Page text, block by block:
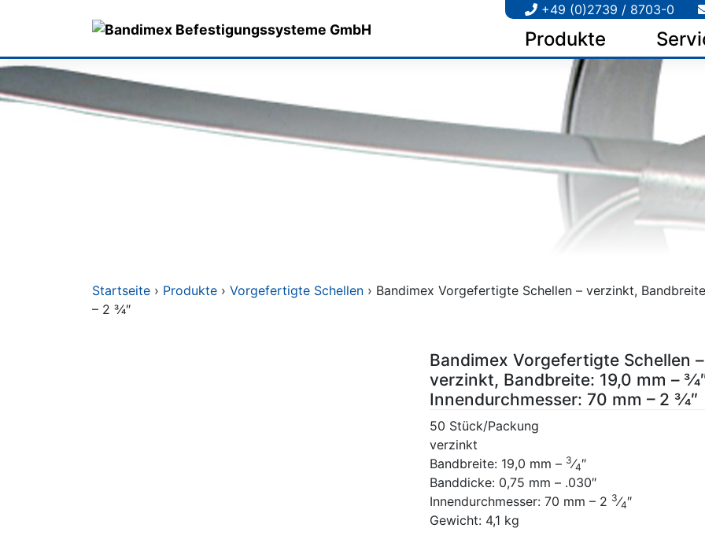
Produkte
+49 (0)2739 / 8703-0
Startseite › Produkte › Vorgefertigte Schellen › Bandimex Vorgefertigte Schellen – verzinkt,
– 2 3⁄4″
Bandimex Vorgefertigte Schellen –
verzinkt, Bandbreite: 19,0 mm –
Innendurchmesser: 70 mm – 2 3⁄4″
50 Stück/Packung
verzinkt
Bandbreite: 19,0 mm – 3⁄4″
Banddicke: 0,75 mm – .030″
Innendurchmesser: 70 mm – 2 3⁄4″
Gewicht: 4,1 kg